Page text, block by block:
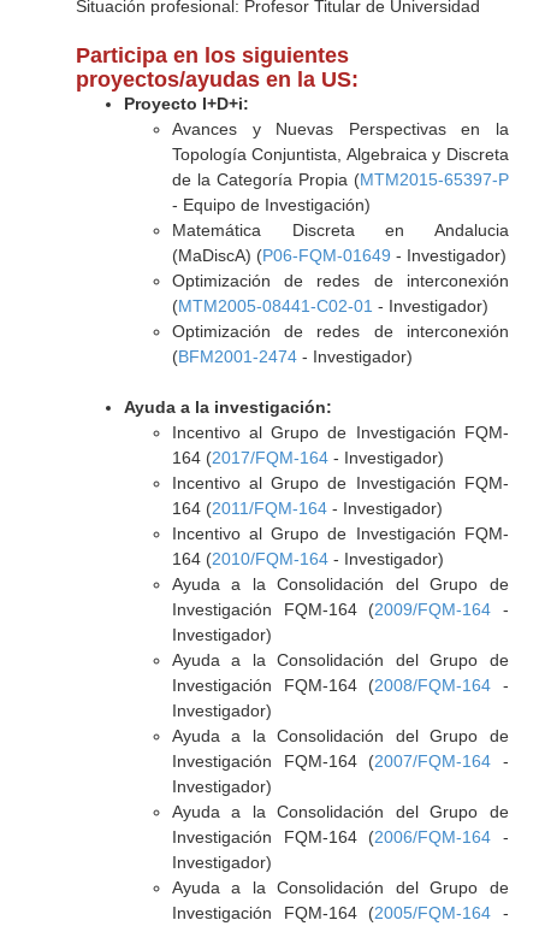
Situación profesional: Profesor Titular de Universidad
Participa en los siguientes
proyectos/ayudas en la US:
Proyecto I+D+i:
Avances y Nuevas Perspectivas en la
Topología Conjuntista, Algebraica y Discreta
de la Categoría Propia (MTM2015-65397-P
- Equipo de Investigación)
Matemática Discreta en Andalucia
(MaDiscA) (P06-FQM-01649 - Investigador)
Optimización de redes de interconexión
(MTM2005-08441-C02-01 - Investigador)
Optimización de redes de interconexión
(BFM2001-2474- Investigador)
Ayuda a la investigación:
Incentivo al Grupo de Investigación FQM-
164 (2017/FQM-164- Investigador)
Incentivo al Grupo de Investigación FQM-
164 (2011/FQM-164- Investigador)
Incentivo al Grupo de Investigación FQM-
164 (2010/FQM-164- Investigador)
Ayuda a la Consolidación del Grupo de
Investigación FQM-164 (2009/FQM-164 -
Investigador)
Ayuda a la Consolidación del Grupo de
Investigación FQM-164 (2008/FQM-164 -
Investigador)
Ayuda a la Consolidación del Grupo de
Investigación FQM-164 (2007/FQM-164 -
Investigador)
Ayuda a la Consolidación del Grupo de
Investigación FQM-164 (2006/FQM-164 -
Investigador)
Ayuda a la Consolidación del Grupo de
Investigación FQM-164 (2005/FQM-164 -